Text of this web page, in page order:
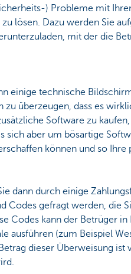
) Probleme mit
lösen. Dazu werden Sie
mit der die
einige technische
zu überzeugen, dass es
Software zu
sich aber um bösartige
können und so Ihre
dann durch einige
Codes gefragt werden, die
Codes kann der Betrüger
ausführen (zum Beispiel
dieser Überweisung ist